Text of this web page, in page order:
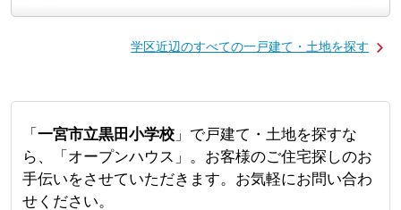
学区近辺のすべての一戸建て・土地を探す
「 一宮市立黒田小学校」で戸建て・土地を探すな
ら、「オープンハウス」。お客様のご住宅探しのお
手伝いをさせていただきます。お気軽にお問い合わ
せください。